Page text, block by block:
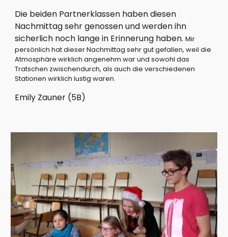
Die beiden Partnerklassen haben diesen
Nachmittag sehr genossen und werden ihn
sicherlich noch lange in Erinnerung haben. Mir
persönlich hat dieser Nachmittag sehr gut gefallen, weil die
Atmosphäre wirklich angenehm war und sowohl das
Tratschen zwischendurch, als auch die verschiedenen
Stationen wirklich lustig waren.
Emily Zauner (5B)